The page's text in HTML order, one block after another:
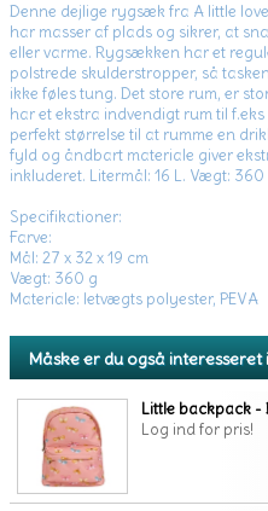
Denne dejlige rygsæk fra A little
har masser af plads og sikrer, at
eller varme. Rygsækken har et
polstrede skulderstropper, så
ikke føles tung. Det store rum, er
har et ekstra indvendigt rum til
perfekt størrelse til at rumme en
fyld og åndbart materiale giver
inkluderet. Litermål: 16 L. Vægt: 360
Specifikationer:
Farve:
Mål: 27 x 32 x 19 cm
Vægt: 360 g
Materiale: letvægts polyester, PEVA
Måske er du også
Little backpack -
Log ind for pris!